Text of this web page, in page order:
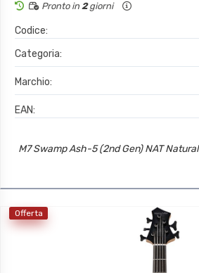
Pronto in 2giorni
Codice:
Categoria:
Marchio:
EAN:
M7 Swamp Ash-5 (2nd Gen) NAT Natural
Offerta